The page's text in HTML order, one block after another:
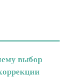
выбор